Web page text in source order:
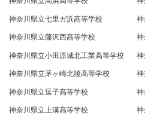
神奈川県立七里ガ浜高等学校
神奈川県立藤沢西高等学校
神奈川県立小田原城北工業高等学校
神奈川県立茅ヶ崎北陵高等学校
神奈川県立逗子高等学校
神奈川県立上溝高等学校